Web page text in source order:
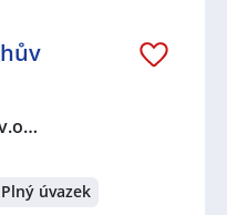
Plný úvazek